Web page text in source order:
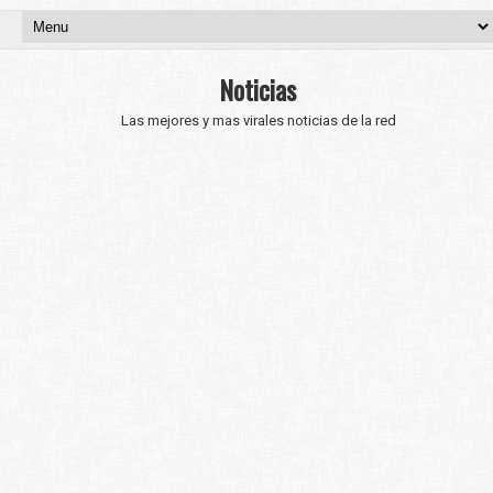
Noticias
Las mejores y mas virales noticias de la red